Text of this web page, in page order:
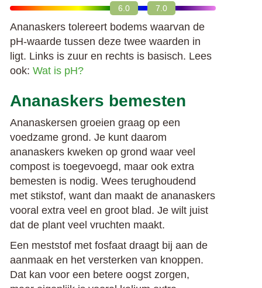
6.0 7.0
Ananaskers tolereert bodems waarvan de
pH-waarde tussen deze twee waarden in
ligt. Links is zuur en rechts is basisch. Lees
ook: Wat is pH?
Ananaskers bemesten
Ananaskersen groeien graag op een
voedzame grond. Je kunt daarom
ananaskers kweken op grond waar veel
compost is toegevoegd, maar ook extra
bemesten is nodig. Wees terughoudend
met stikstof, want dan maakt de ananaskers
vooral extra veel en groot blad. Je wilt juist
dat de plant veel vruchten maakt.
Een meststof met fosfaat draagt bij aan de
aanmaak en het versterken van knoppen.
Dat kan voor een betere oogst zorgen,